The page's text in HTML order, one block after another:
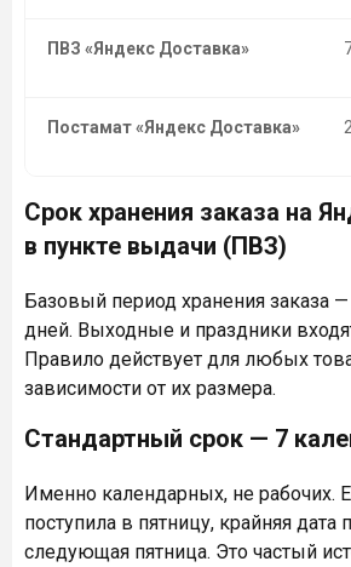
ПВЗ «Яндекс Доставка»
Постамат «Яндекс Доставка»
Срок хранения заказа на
в пункте выдачи (ПВЗ)
Базовый период хранения заказа
дней. Выходные и праздники
Правило действует для любых
зависимости от их размера.
Стандартный срок — 7
Именно календарных, не рабочих.
поступила в пятницу, крайняя дата
следующая пятница. Это частый